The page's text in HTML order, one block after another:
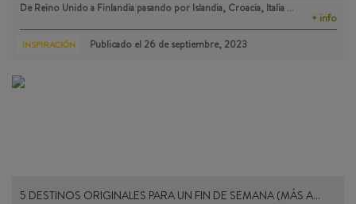
De Reino Unido a Finlandia pasando por Islandia, Croacia, Italia …
+ info
INSPIRACIÓN Publicado el 26 de septiembre, 2023
5 DESTINOS ORIGINALES PARA UN FIN DE SEMANA (MÁS A…